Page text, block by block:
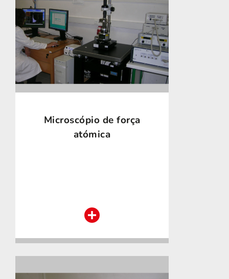
Microscópio de força
atómica